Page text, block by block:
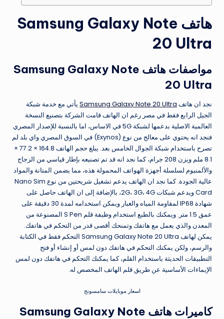
هاتف Samsung Galaxy Note
20 Ultra
مواصفات هاتف Samsung Galaxy Note
20 Ultra
نجد ان هاتف Samsung Galaxy Note 20 Ultra يأتي مع خدمة شبكة
الجيل الرابع فقط في مصر رغم ان الهاتف قامت الشركة بتصنيع النسخة
العالمية الاصلية بدعمها لشبكة 5G في الاساس، اما بالنسبة للإصدار المصري
فنجد انه يحتوي على معالج من نوع (Exynos) في السوق المصري واي بلد لم
تصرح باستخدام شبكة الجوال الخامس بعد. يبلغ حجم الهاتف 164.8 × 77.2 ×
8.1 ملم ويزن 208 جرام، كما نجد انه قد تم تصنيعه بإطار قياسي من الزجاج
والألمنيوم لسلسلة أجهزة الهواتف المحمولة هذه، مما يضمن المتانة والمواد
عالية الجودة. كما نجد ان الهاتف يدعم تشغيل شريحتين من نوع Nano Sim
Card ويدعم شبكات 2G، 3G، 4G، بالإضافة إلى ان الهاتف حاصل على
شهادة IP68 لمقاومة المياه والغبار ويمكن استخدامه لمدة 30 دقيقة على
عمق 1.5 متر. ويمكنك بالطبع استخدام وظيفة قلم S Pen المصنوعة من
المعدن والذي يعمل مع هاتفك وتمنحك أقصى قدر من التحكم في هاتفك.
يمكن لهاتف Samsung Galaxy Note 20 Ultra التحكم فقط في الكتابة
والرسم، ولكن يمكنك التحكم في هاتفك دون لمس أو إنشاء أو فتح
التطبيقات الحديثة باستخدام القلم، كما يمكنك التحكم في هاتفك دون لمس
الإيماءات الأساسية عن طريق قلم الهاتف المخصص له.
اسعار موبايلات سامسونج
كاميرات هاتف Samsung Galaxy Note